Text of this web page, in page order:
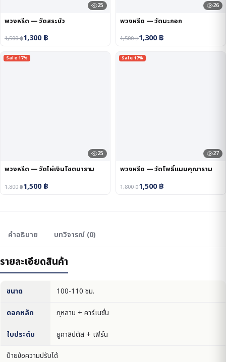
25
พวงหรีด — วัดสระบัว
1,500฿1,300฿
26
พวงหรีด — วัดมะกอก
1,500฿1,300฿
Sale 17%
25
พวงหรีด — วัดไผ่เงินโชตนาราม
1,800฿1,500฿
Sale 17%
27
พวงหรีด — วัดโพธิ์แมนคุณาราม
1,800฿1,500฿
คำอธิบาย บทวิจารณ์ (0)
รายละเอียดสินค้า
ขนาด 100-110 ซม.
ดอกหลัก กุหลาบ + คาร์เนชั่น
ใบประดับ
ยูคาลิปตัส + เฟิร์น
ป้ายข้อความปรับได้